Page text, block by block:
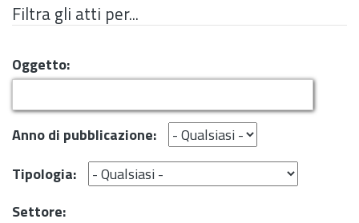
Filtra gli atti per...
Oggetto:
Anno di pubblicazione:
Tipologia:
Settore: